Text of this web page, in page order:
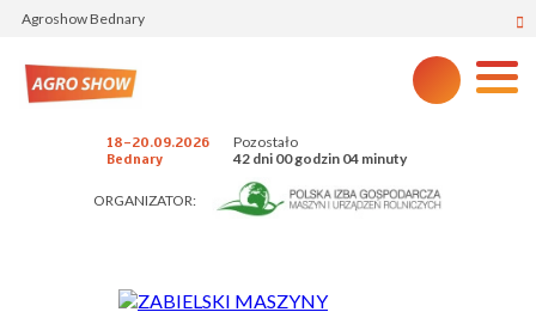
Agroshow Bednary
18-20.09.2026
Bednary
Pozostało
42 dni 00 godzin 04 minuty
ORGANIZATOR: